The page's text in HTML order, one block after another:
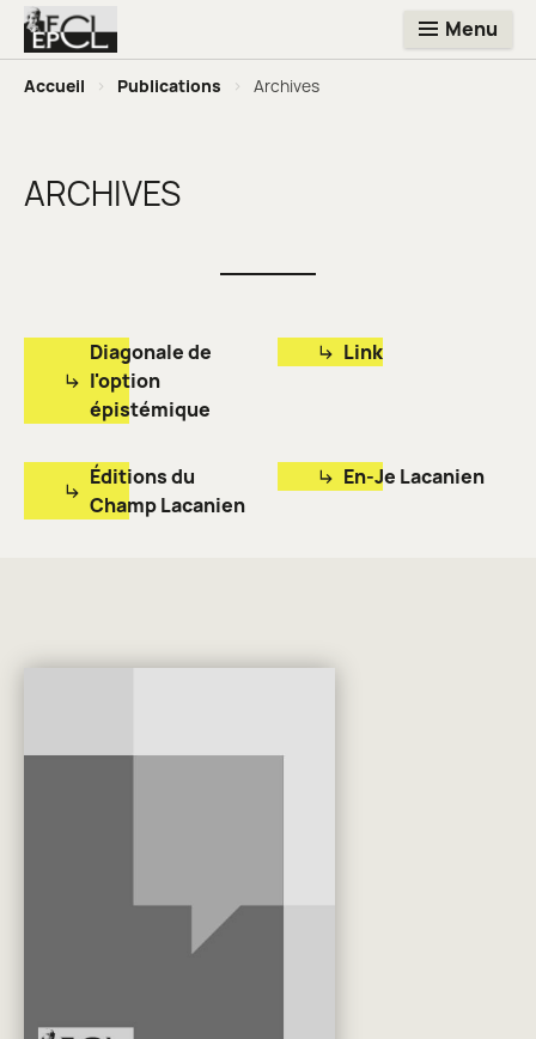
Menu
Accueil > Publications > Archives
ARCHIVES
Diagonale de
l'option
épistémique
Link
Éditions du
Champ Lacanien
En-Je Lacanien